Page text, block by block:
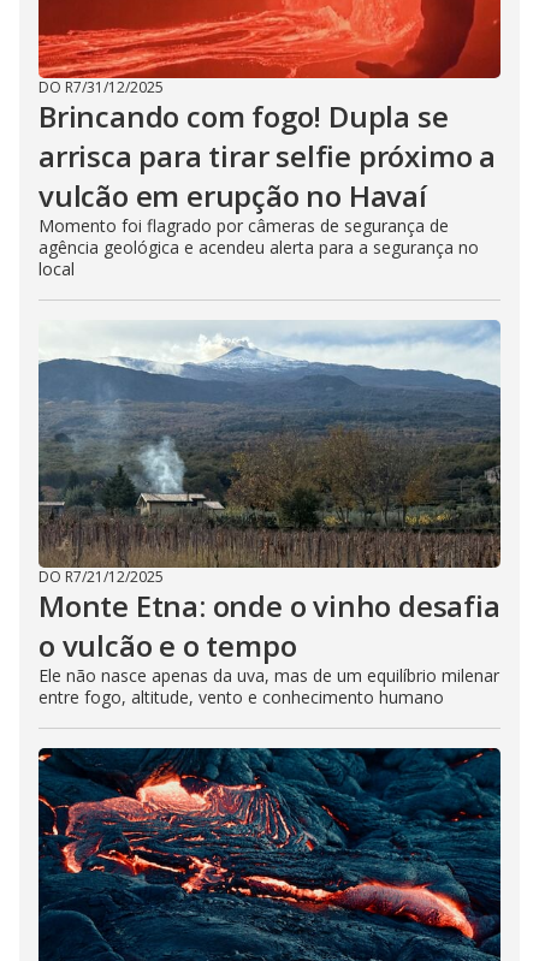
DO R7/31/12/2025
Brincando com fogo! Dupla se
arrisca para tirar selfie próximo a
vulcão em erupção no Havaí
Momento foi flagrado por câmeras de segurança de
agência geológica e acendeu alerta para a segurança no
local
DO R7/21/12/2025
Monte Etna: onde o vinho desafia
o vulcão e o tempo
Ele não nasce apenas da uva, mas de um equilíbrio milenar
entre fogo, altitude, vento e conhecimento humano